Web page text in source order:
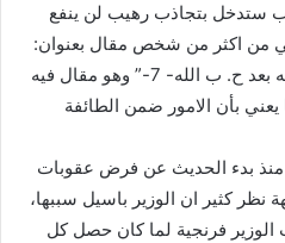
ستدخل بتجاذب رهيب لن ينفع
من اكثر من شخص مقال بعنوان:
“جريمة وادي الزينة وما لم يتعلمه بعد ح. ب الله- 7-” وهو مقال فيه
يعني بأن الامور ضمن الطائفة
منذ بدء الحديث عن فرض عقوبات
كثير ان الوزير باسيل سببها،
الوزير فرنجية لما كان حصل كل